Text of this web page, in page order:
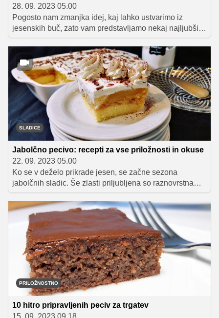
28. 09. 2023 05.00
Pogosto nam zmanjka idej, kaj lahko ustvarimo iz
jesenskih buč, zato vam predstavljamo nekaj najljubših
receptov. Med njimi boste našli tudi nekaj sladkih
predlogov in tudi recept za topel jesenski napitek.
SLADICE
Jabolčno pecivo: recepti za vse priložnosti in okuse
22. 09. 2023 05.00
Ko se v deželo prikrade jesen, se začne sezona
jabolčnih sladic. Še zlasti priljubljena so raznovrstna
peciva z jabolki, katerih priprava ne vzame veliko časa,
sestavine pa imamo navadno tudi že pri roki.
Predstavljamo vam izbor naših najljubših jabolčnih
peciv, s katerimi lahko popestrite jesenske piknike,
trgatev ali pa si jih pripravite za popestritev ob koncu
tedna in si jih privoščite s skodelico najljubšega napitka.
PRILOŽNOSTNO
10 hitro pripravljenih peciv za trgatev
15. 09. 2023 09.18